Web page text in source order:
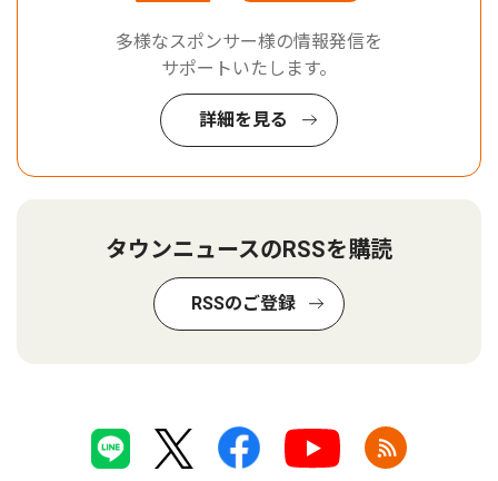
多様なスポンサー様の情報発信を
サポートいたします。
詳細を見る
タウンニュースのRSSを購読
RSSのご登録